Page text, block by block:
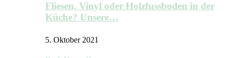
Fliesen, Vinyl oder Holzfussboden in der
Küche? Unsere…
5. Oktober 2021